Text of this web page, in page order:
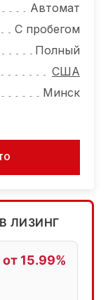
Автомат
С пробегом
Полный
США
Минск
ЛИЗИНГ
от 15.99%